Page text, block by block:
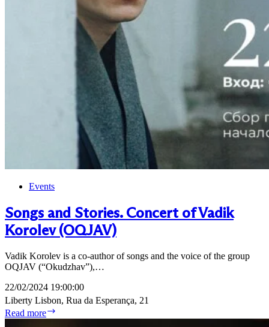
Events
Songs and Stories. Concert of Vadik
Korolev (OQJAV)
Vadik Korolev is a co-author of songs and the voice of the group
OQJAV (“Okudzhav”),…
22/02/2024 19:00:00
Liberty Lisbon, Rua da Esperança, 21
Read more
and